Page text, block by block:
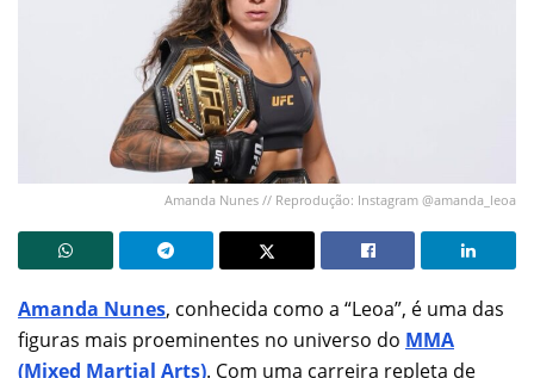
Amanda Nunes // Reprodução: Instagram @amanda_leoa
Amanda Nunes, conhecida como a “Leoa”, é uma das
figuras mais proeminentes no universo do MMA
(Mixed Martial Arts). Com uma carreira repleta de